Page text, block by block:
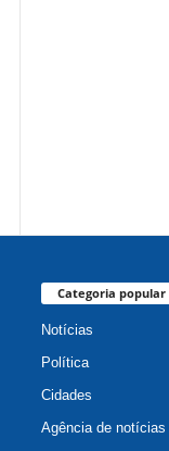
Categoria popular
Notícias
Política
Cidades
Agência de notícias